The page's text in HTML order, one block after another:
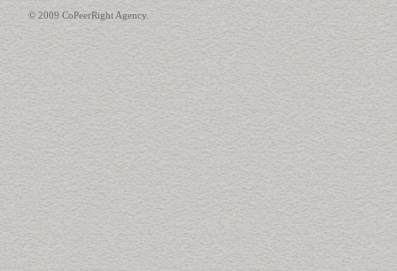
© 2009 CoPeerRight Agency.